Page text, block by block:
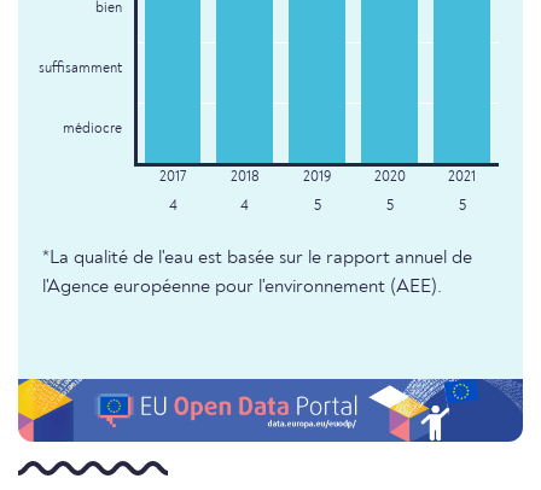
bien
suffisamment
médiocre
4 4 5 5 5
*La qualité de l'eau est basée sur le rapport annuel de
l'Agence européenne pour l'environnement (AEE).